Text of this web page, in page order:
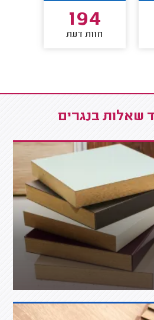
194
חוות דעת
שאלות בנגרים